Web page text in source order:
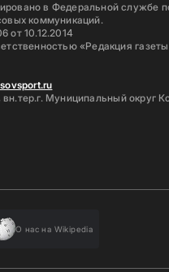
в Федеральной службе
коммуникаций.
от 10.12.2014
«Редакция
Муниципальный округ
О нас на Wikipedia